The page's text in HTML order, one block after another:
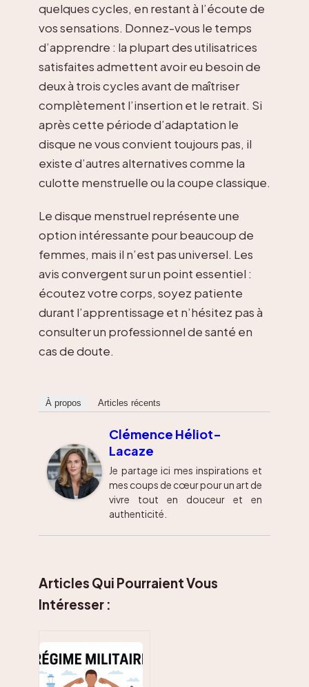
quelques cycles, en restant à l’écoute de
vos sensations. Donnez-vous le temps
d’apprendre : la plupart des utilisatrices
satisfaites admettent avoir eu besoin de
deux à trois cycles avant de maîtriser
complètement l’insertion et le retrait. Si
après cette période d’adaptation le
disque ne vous convient toujours pas, il
existe d’autres alternatives comme la
culotte menstruelle ou la coupe classique.
Le disque menstruel représente une
option intéressante pour beaucoup de
femmes, mais il n’est pas universel. Les
avis convergent sur un point essentiel :
écoutez votre corps, soyez patiente
durant l’apprentissage et n’hésitez pas à
consulter un professionnel de santé en
cas de doute.
À propos Articles récents
Clémence Héliot-
Lacaze
Je partage ici mes inspirations et
mes coups de cœur pour un art de
vivre tout en douceur et en
authenticité.
Articles Qui Pourraient Vous
Intéresser :